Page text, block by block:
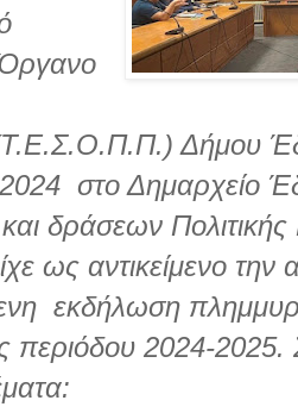
Όργανο
Δήμου
στο Δημαρχείο
δράσεων
ως αντικείμενο την
εκδήλωση
περιόδου 2024-